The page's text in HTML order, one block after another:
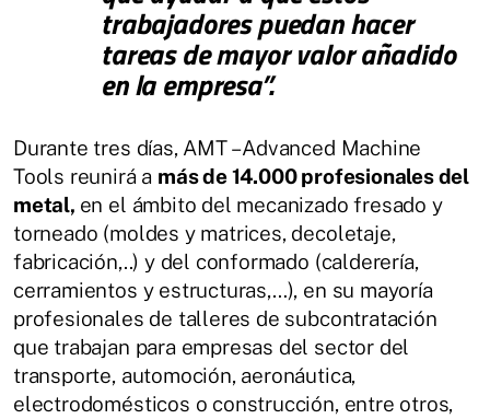
trabajadores puedan hacer
tareas de mayor valor añadido
en la empresa”.
Durante tres días, AMT – Advanced Machine
Tools reunirá a más de 14.000 profesionales del
metal, en el ámbito del mecanizado fresado y
torneado (moldes y matrices, decoletaje,
fabricación,..) y del conformado (calderería,
cerramientos y estructuras,…), en su mayoría
profesionales de talleres de subcontratación
que trabajan para empresas del sector del
transporte, automoción, aeronáutica,
electrodomésticos o construcción, entre otros,